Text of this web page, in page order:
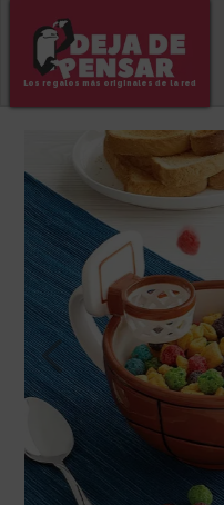
Los regalos más originales de la red